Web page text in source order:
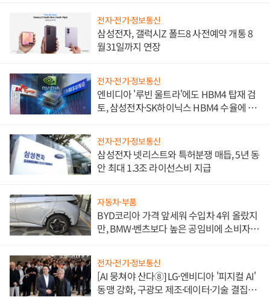
전자·전기·정보통신
삼성전자, 갤럭시Z 폴드8 사전예약 개통 8
월31일까지 연장
전자·전기·정보통신
엔비디아 '루빈 울트라'에도 HBM4 탑재 검
토, 삼성전자·SK하이닉스 HBM4 수율에 주
전자·전기·정보통신
삼성전자 넷리스트와 특허분쟁 매듭, 5년 동
안 최대 1.3조 라이선스비 지급
자동차·부품
BYD코리아 가격 앞세워 수입차 4위 올랐지
만, BMW·벤츠보다 높은 공임비에 소비자
전자·전기·정보통신
[AI 뭉쳐야 산다⑧] LG·엔비디아 '피지컬 AI'
동맹 강화, 구광모 제조·데이터·기술 결집